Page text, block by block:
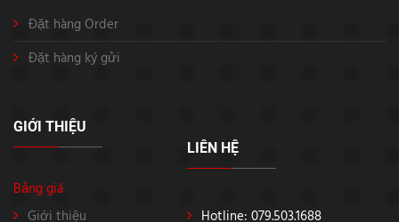
Đặt hàng Order
Đặt hàng ký gửi
GIỚI THIỆU
Bảng giá
Giới thiệu
LIÊN HỆ
Hotline: 079.503.1688